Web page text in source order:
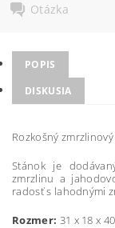
Otázka
POPIS
DISKUSIA
Rozkošný
Stánok je
zmrzlinu a
radosť s lahodnými
Rozmer: 31 x 18 x